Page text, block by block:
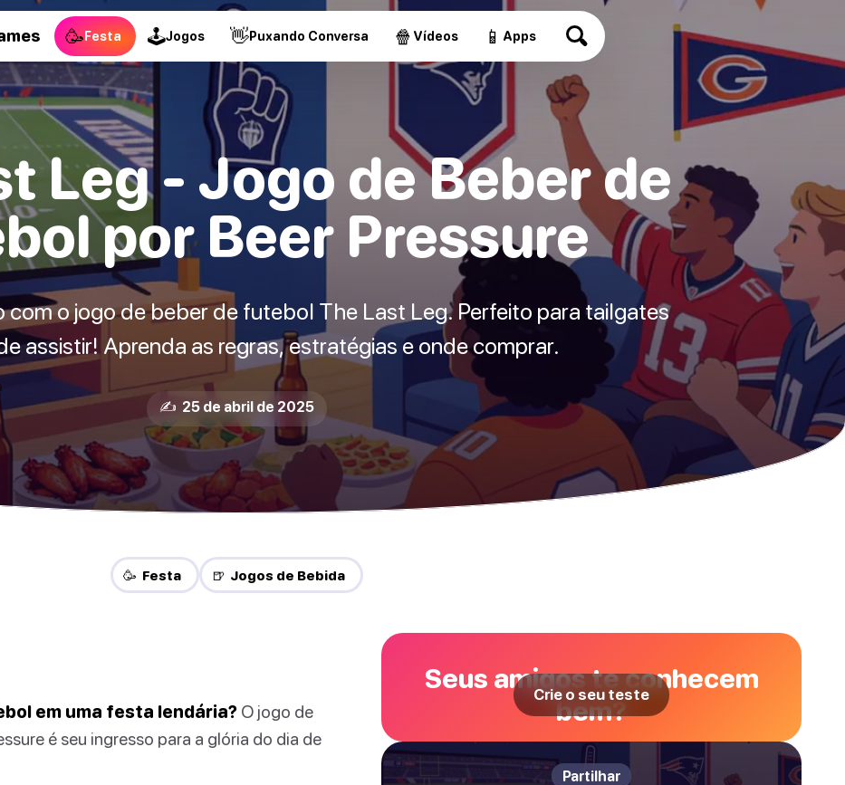
🥳Festa 🕹Jogos 👋Puxando Conversa 🍿 Vídeos 📱 Apps
Leg - Jogo de Beber de
por Beer Pressure
com o jogo de beber de futebol The Last Leg. Perfeito para tailgates
assistir! Aprenda as regras, estratégias e onde comprar.
✍️ 25 de abril de 2025
🥳 Festa 🍺 Jogos de Bebida
em uma festa lendária? O jogo de
é seu ingresso para a glória do dia de
Seus amigos te conhecem
bem?
Crie o seu teste
Partilhar